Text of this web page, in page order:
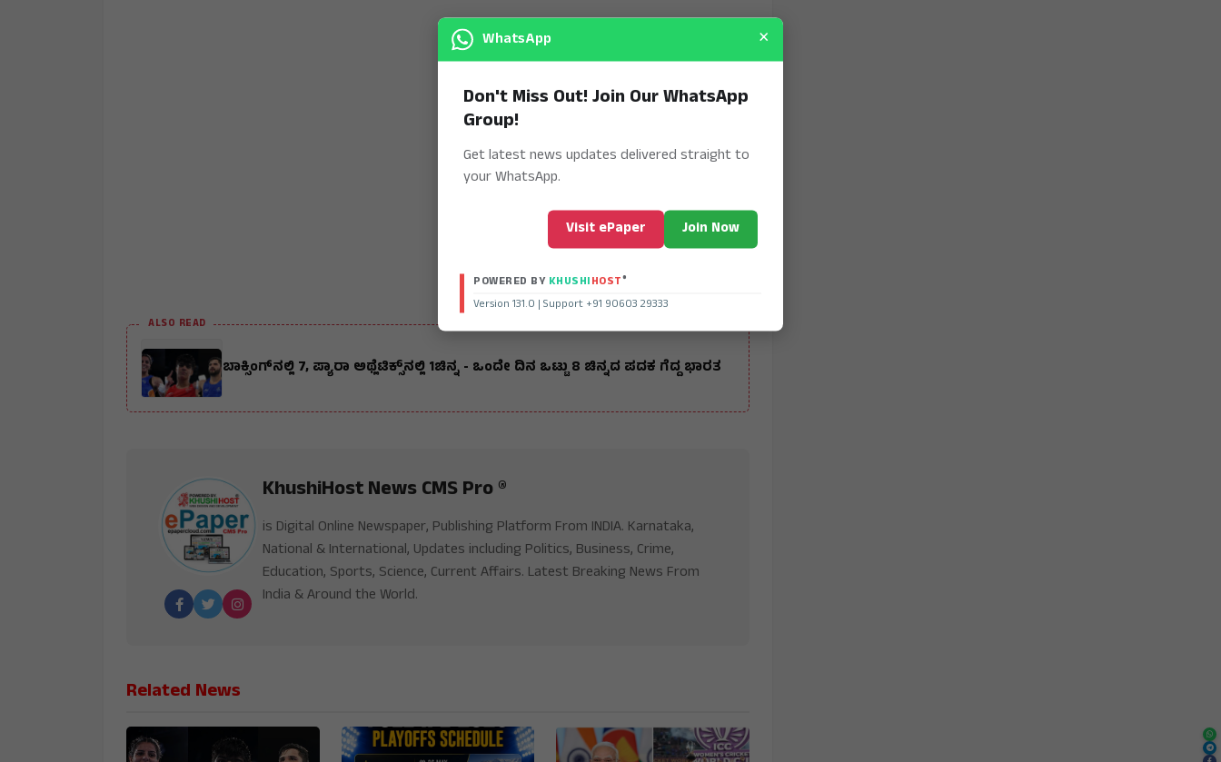
ALSO READ
ಬಾಕ್ಸಿಂಗ್‌ನಲ್ಲಿ 7, ಪ್ಯಾರಾ ಅಥ್ಲೆಟಿಕ್ಸ್‌ನಲ್ಲಿ 1ಚಿನ್ನ - ಒಂದೇ ದಿನ ಒಟ್ಟು 8 ಚಿನ್ನದ ಪದಕ ಗೆದ್ದ ಭಾರತ
KhushiHost News CMS Pro ®
is Digital Online Newspaper, Publishing Platform From INDIA. Karnataka,
National & International, Updates including Politics, Business, Crime,
Education, Sports, Science, Current Affairs. Latest Breaking News From
India & Around the World.
Related News
WhatsApp ×
Don't Miss Out! Join Our WhatsApp
Group!
Get latest news updates delivered straight to
your WhatsApp.
Visit ePaper Join Now
POWERED BY KHUSHIHOST®
Version 131.0 | Support +91 90603 29333